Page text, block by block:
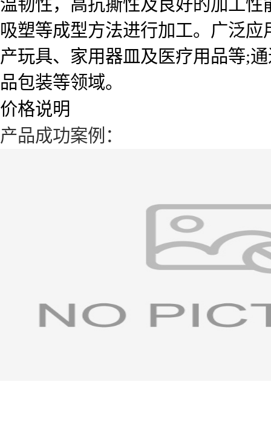
温韧性，高抗撕性及良好的加工
吸塑等成型方法进行加工。广泛
产玩具、家用器皿及医疗用品等;
品包装等领域。
价格说明
产品成功案例：